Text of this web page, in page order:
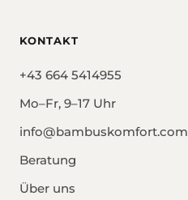
KONTAKT
+43 664 5414955
Mo–Fr, 9–17 Uhr
info@bambuskomfort.com
Beratung
Über uns